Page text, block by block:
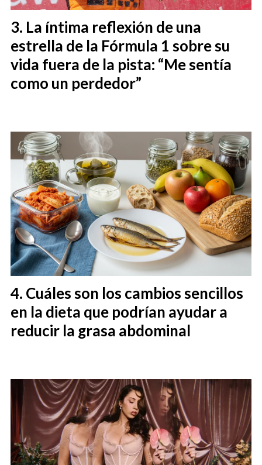
La íntima reflexión de una
estrella de la Fórmula 1 sobre su
vida fuera de la pista: “Me sentía
como un perdedor”
Cuáles son los cambios sencillos
en la dieta que podrían ayudar a
reducir la grasa abdominal